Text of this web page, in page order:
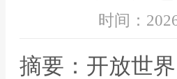
时间：
摘要：开放世